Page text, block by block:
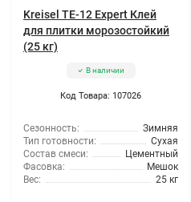
Kreisel TE-12 Expert Клей
для плитки морозостойкий
(25 кг)
В наличии
Код Товара: 107026
Сезонность:
Зимняя
Тип готовности:
Сухая
Состав смеси:
Цементный
Фасовка:
Мешок
Вес:
25 кг